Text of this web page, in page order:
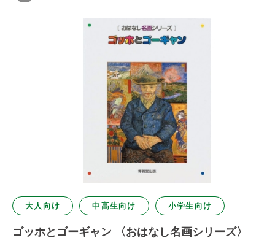
大人向け 中高生向け 小学生向け
ゴッホとゴーギャン 〈おはなし名画シリーズ〉